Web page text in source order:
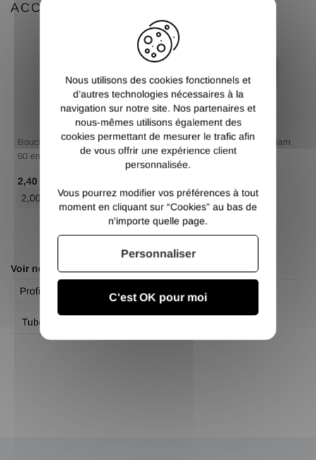
ACCESSOIRES
Bouchon rond plastique diam
60 en lots
2,40 €
2,00 €
/ Pce HT
Bouchon rond plastique diam
60 en lots
2,00 €/ Pce HT
Voir nos autres pages :
Profilé rond aluminium 6060
Tube rond creux aluminium
Nous utilisons des cookies fonctionnels et
d’autres technologies nécessaires à la
navigation sur notre site. Nos partenaires et
nous-mêmes utilisons également des
cookies permettant de mesurer le trafic afin
de vous offrir une expérience client
personnalisée.
Vous pourrez modifier vos préférences à tout
moment en cliquant sur “Cookies” au bas de
n'importe quelle page.
C'est OK pour moi
Personnaliser